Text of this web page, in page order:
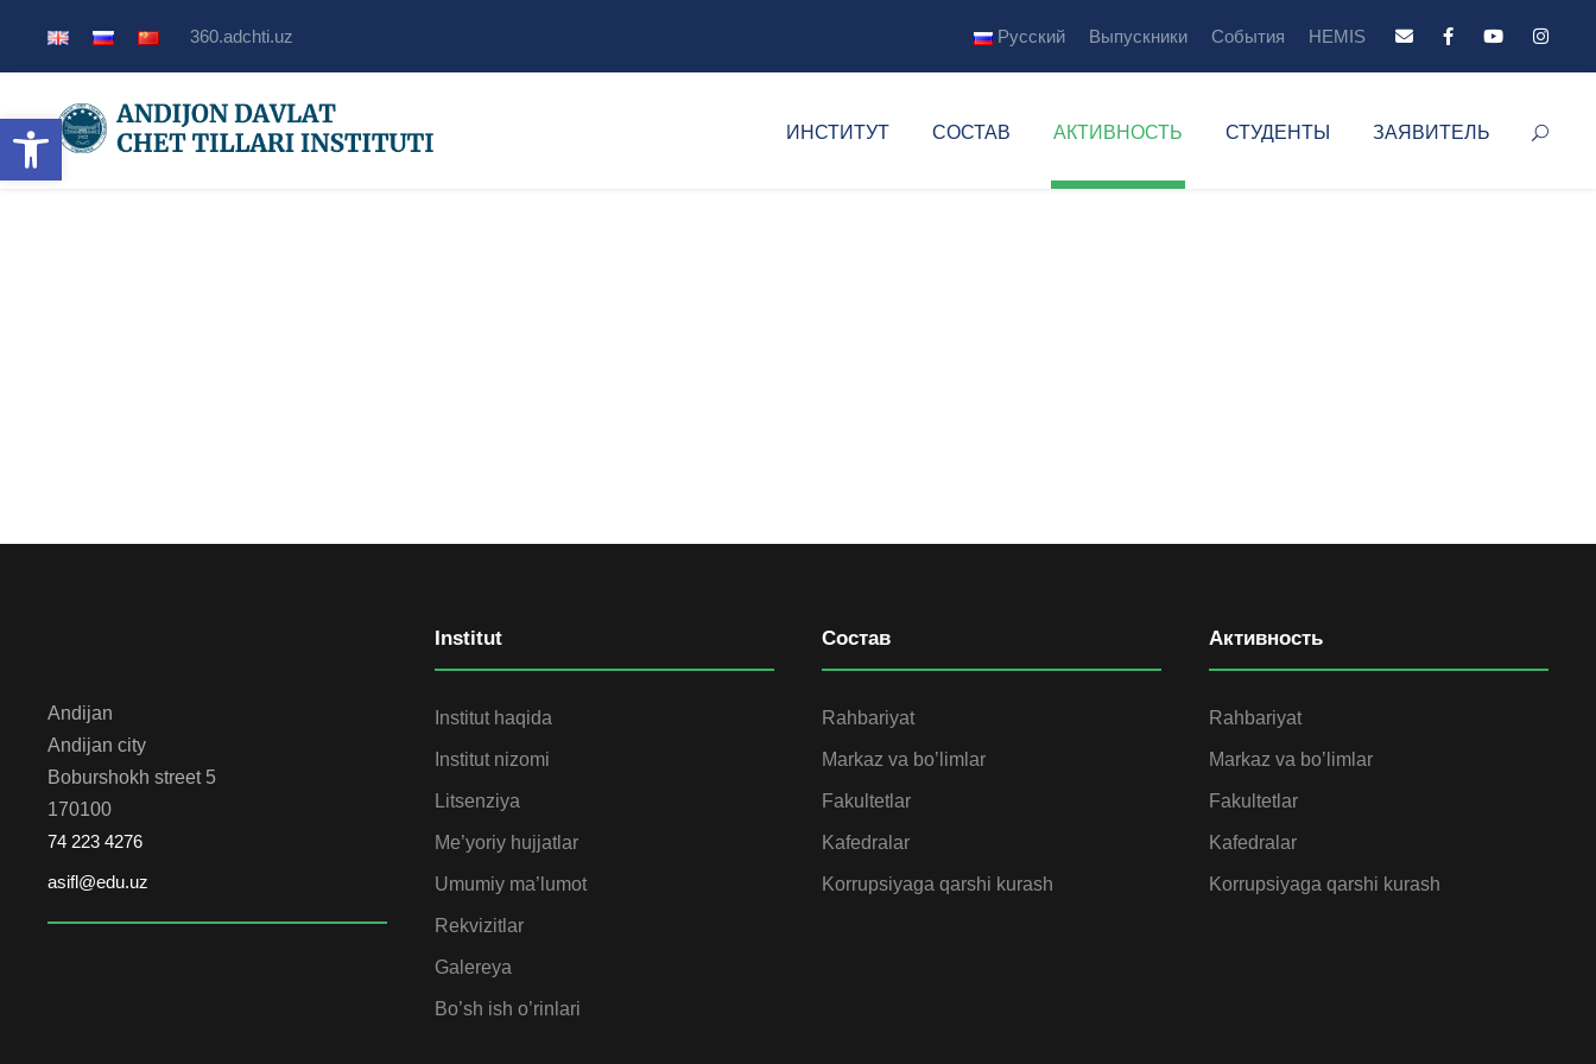
Открыть панель инструментов
360.adchti.uz Русский Выпускники События HEMIS
ИНСТИТУТ СОСТАВ АКТИВНОСТЬ СТУДЕНТЫ ЗАЯВИТЕЛЬ
Andijan
Andijan city
Boburshokh street 5
170100
74 223 4276
asifl@edu.uz
Institut
Institut haqida
Institut nizomi
Litsenziya
Me’yoriy hujjatlar
Umumiy ma’lumot
Rekvizitlar
Galereya
Bo’sh ish o’rinlari
Состав
Rahbariyat
Markaz va bo’limlar
Fakultetlar
Kafedralar
Korrupsiyaga qarshi kurash
Активность
Rahbariyat
Markaz va bo’limlar
Fakultetlar
Kafedralar
Korrupsiyaga qarshi kurash